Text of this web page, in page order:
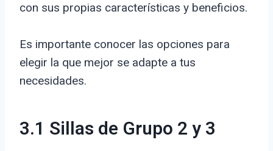
con sus propias características y beneficios.
Es importante conocer las opciones para
elegir la que mejor se adapte a tus
necesidades.
3.1 Sillas de Grupo 2 y 3